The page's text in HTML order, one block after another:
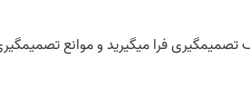
فرا می­گیرید و موانع